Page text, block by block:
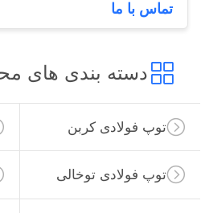
تماس با ما
دسته بندی های
توپ فولادی کربن
توپ فولادی توخالی